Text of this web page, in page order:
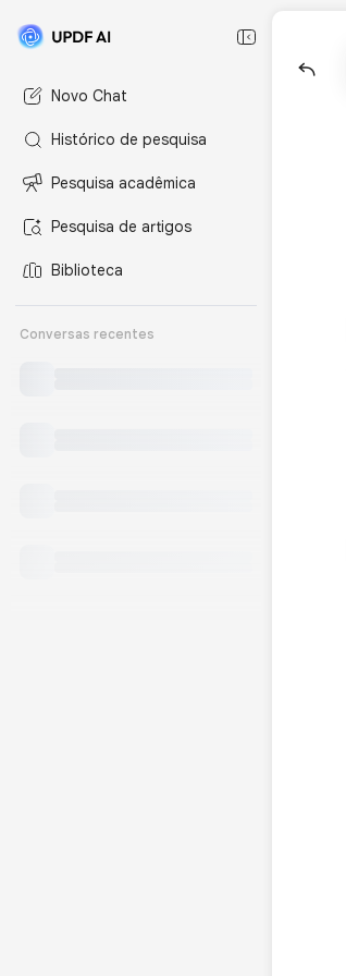
Novo Chat
Histórico de pesquisa
Pesquisa acadêmica
Pesquisa de artigos
Biblioteca
Conversas recentes